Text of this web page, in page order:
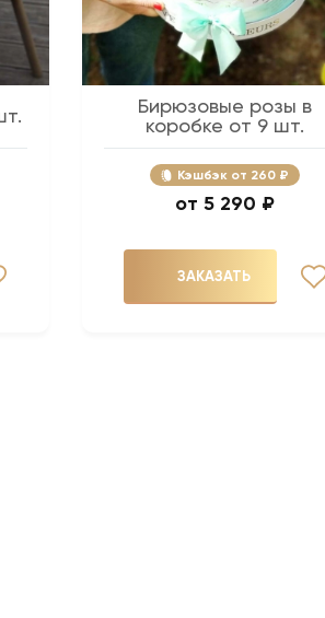
Бирюзовые розы в
коробке от 9 шт.
Кэшбэк 260 ₽
5 290 ₽
ЗАКАЗАТЬ